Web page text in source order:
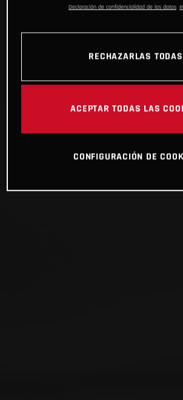
Declaración de confidencialidad de los datos
RECHAZARLAS TODAS
ACEPTAR TODAS LAS
CONFIGURACIÓN DE